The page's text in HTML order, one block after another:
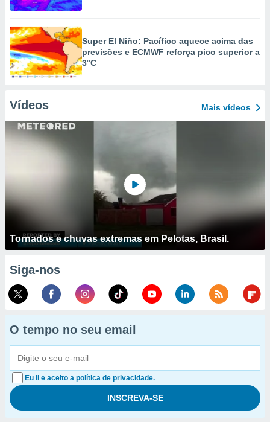
Super El Niño: Pacífico aquece acima das
previsões e ECMWF reforça pico superior a
3°C
Vídeos Mais vídeos
Tornados e chuvas extremas em Pelotas, Brasil.
Siga-nos
O tempo no seu email
Eu li e aceito a política de privacidade.